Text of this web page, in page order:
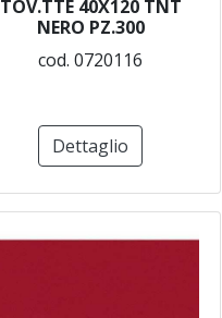
TOV.TTE 40X120 TNT
NERO PZ.300
cod. 0720116
Dettaglio